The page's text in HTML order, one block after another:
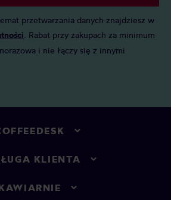
przetwarzania danych znajdziesz w
. Rabat przy zakupach za minimum
i nie łączy się z innymi
KLIENTA